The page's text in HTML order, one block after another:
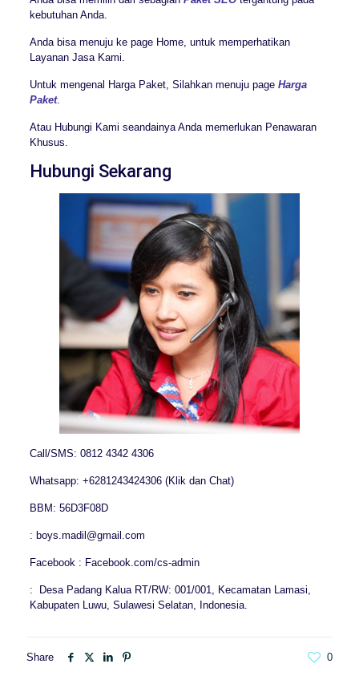
kebutuhan Anda.
Anda bisa menuju ke page Home, untuk memperhatikan
Layanan Jasa Kami.
Untuk mengenal Harga Paket, Silahkan menuju page Harga
Paket.
Atau Hubungi Kami seandainya Anda memerlukan Penawaran
Khusus.
Hubungi Sekarang
Call/SMS: 0812 4342 4306
Whatsapp: +6281243424306 (Klik dan Chat)
BBM: 56D3F08D
: boys.madil@gmail.com
Facebook : Facebook.com/cs-admin
: Desa Padang Kalua RT/RW: 001/001, Kecamatan Lamasi,
Kabupaten Luwu, Sulawesi Selatan, Indonesia.
Share 0